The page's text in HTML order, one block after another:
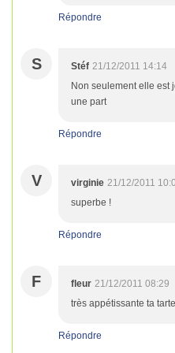
Répondre
S Stéf 21/12/2011 14:14
Non seulement elle est
une part
Répondre
V virginie 21/12/2011
superbe !
Répondre
F fleur 21/12/2011 08:29
très appétissante ta
Répondre